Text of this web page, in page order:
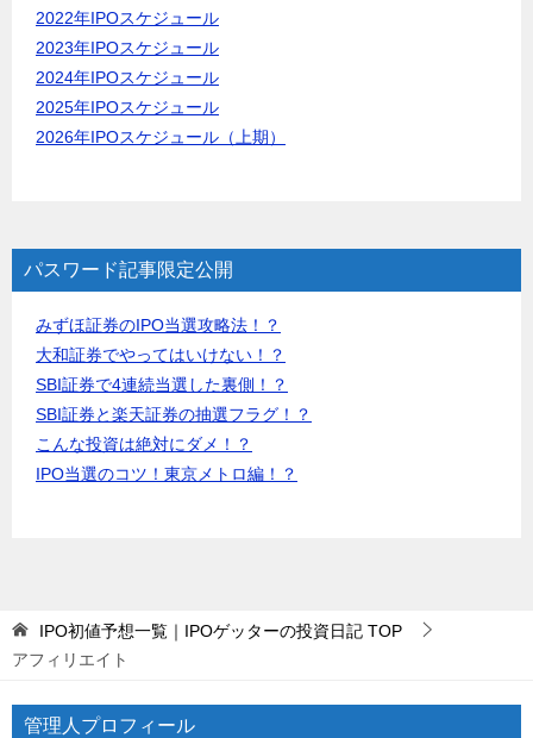
2022年IPOスケジュール
2023年IPOスケジュール
2024年IPOスケジュール
2025年IPOスケジュール
2026年IPOスケジュール（上期）
パスワード記事限定公開
みずほ証券のIPO当選攻略法！？
大和証券でやってはいけない！？
SBI証券で4連続当選した裏側！？
SBI証券と楽天証券の抽選フラグ！？
こんな投資は絶対にダメ！？
IPO当選のコツ！東京メトロ編！？
IPO初値予想一覧｜IPOゲッターの投資日記 TOP
アフィリエイト
管理人プロフィール